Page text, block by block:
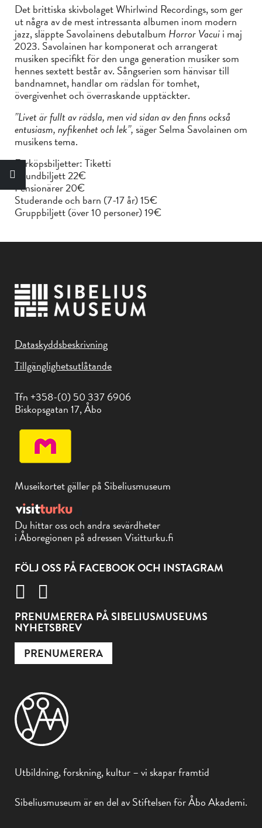
Det brittiska skivbolaget Whirlwind Recordings, som ger
ut några av de mest intressanta albumen inom modern
jazz, släppte Savolainens debutalbum Horror Vacuii maj
2023. Savolainen har komponerat och arrangerat
musiken specifikt för den unga generation musiker som
hennes sextett består av. Sångserien som hänvisar till
bandnamnet, handlar om rädslan för tomhet,
övergivenhet och överraskande upptäckter.
”Livet är fullt av rädsla, men vid sidan av den finns också
entusiasm, nyfikenhet och lek”,säger Selma Savolainen om
musikens tema.
Förköpsbiljetter: Tiketti
Grundbiljett 22€
Pensionärer 20€
Studerande och barn (7-17 år) 15€
Gruppbiljett (över 10 personer) 19€
Dataskyddsbeskrivning
Tillgänglighetsutlåtande
Tfn +358-(0) 50 337 6906
Biskopsgatan 17, Åbo
Museikortet gäller på Sibeliusmuseum
Du hittar oss och andra sevärdheter
i Åboregionen på adressen Visitturku.fi
FÖLJ OSS PÅ FACEBOOK OCH INSTAGRAM
PRENUMERERA PÅ SIBELIUSMUSEUMS
NYHETSBREV
PRENUMERERA
Utbildning, forskning, kultur – vi skapar framtid
Sibeliusmuseum är en del av Stiftelsen för Åbo Akademi.